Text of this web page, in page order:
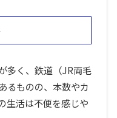
多く、鉄道（JR両毛
るものの、本数やカ
生活は不便を感じや